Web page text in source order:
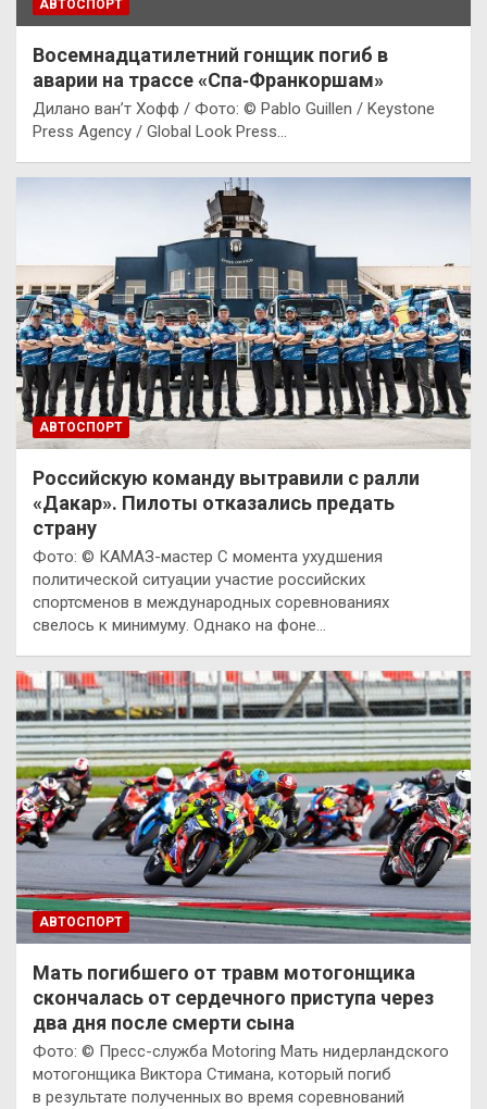
АВТОСПОРТ
Восемнадцатилетний гонщик погиб в
аварии на трассе «Спа‑Франкоршам»
Дилано ван’т Хофф / Фото: © Pablo Guillen / Keystone
Press Agency / Global Look Press…
АВТОСПОРТ
Российскую команду вытравили с ралли
«Дакар». Пилоты отказались предать
страну
Фото: © КАМАЗ-мастер С момента ухудшения
политической ситуации участие российских
спортсменов в международных соревнованиях
свелось к минимуму. Однако на фоне…
АВТОСПОРТ
Мать погибшего от травм мотогонщика
скончалась от сердечного приступа через
два дня после смерти сына
Фото: © Пресс-служба Motoring Мать нидерландского
мотогонщика Виктора Стимана, который погиб
в результате полученных во время соревнований